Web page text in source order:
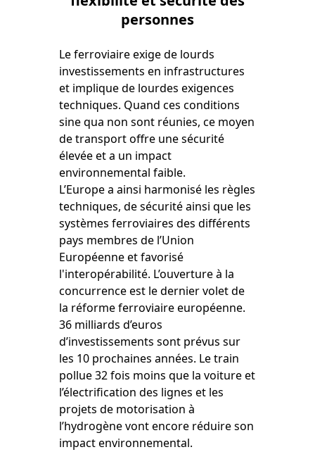
personnes
Le ferroviaire exige de lourds
investissements en infrastructures
et implique de lourdes exigences
techniques. Quand ces conditions
sine qua non sont réunies, ce moyen
de transport offre une sécurité
élevée et a un impact
environnemental faible.
L’Europe a ainsi harmonisé les règles
techniques, de sécurité ainsi que les
systèmes ferroviaires des différents
pays membres de l’Union
Européenne et favorisé
l'interopérabilité. L’ouverture à la
concurrence est le dernier volet de
la réforme ferroviaire européenne.
36 milliards d’euros
d’investissements sont prévus sur
les 10 prochaines années. Le train
pollue 32 fois moins que la voiture et
l’électrification des lignes et les
projets de motorisation à
l’hydrogène vont encore réduire son
impact environnemental.